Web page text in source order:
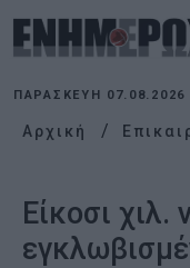
ΠΑΡΑΣΚΕΥΉ 07.08.2026
Αρχική
Είκοσι χιλ.